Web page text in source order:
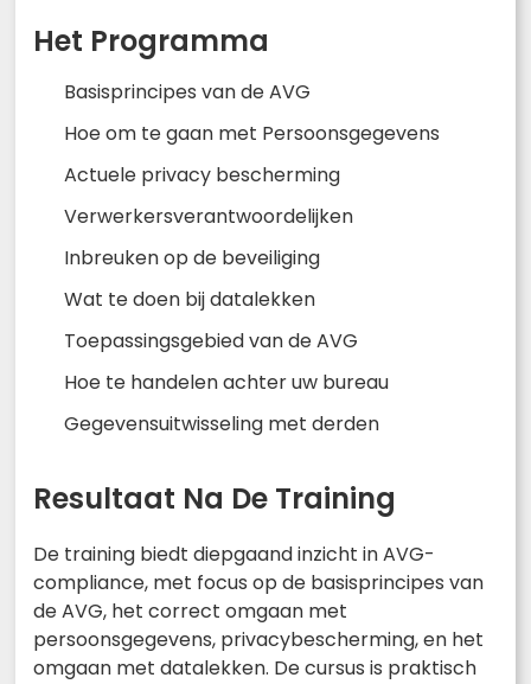
Het Programma
Basisprincipes van de AVG
Hoe om te gaan met Persoonsgegevens
Actuele privacy bescherming
Verwerkersverantwoordelijken
Inbreuken op de beveiliging
Wat te doen bij datalekken
Toepassingsgebied van de AVG
Hoe te handelen achter uw bureau
Gegevensuitwisseling met derden
Resultaat Na De Training
De training biedt diepgaand inzicht in AVG-
compliance, met focus op de basisprincipes van
de AVG, het correct omgaan met
persoonsgegevens, privacybescherming, en het
omgaan met datalekken. De cursus is praktisch